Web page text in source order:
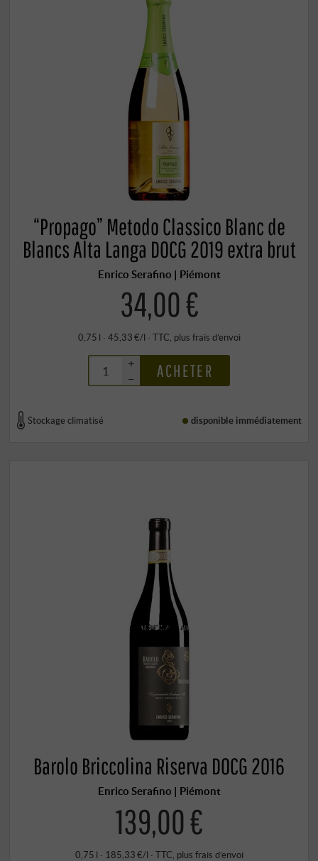
“Propago” Metodo Classico Blanc de
Blancs Alta Langa DOCG 2019 extra brut
Enrico Serafino | Piémont
34,00 €
0,75 l · 45,33 €/l · TTC, plus frais d’envoi
+
–
ACHETER
Stockage climatisé disponible immédiatement
Barolo Briccolina Riserva DOCG 2016
Enrico Serafino | Piémont
139,00 €
0,75 l · 185,33 €/l · TTC , plus frais d’envoi